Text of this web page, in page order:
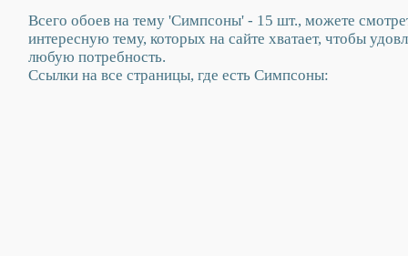
Всего обоев на тему 'Симпсоны' - 15 шт., можете
интересную тему, которых на сайте хватает, чтобы
любую потребность.
Ссылки на все страницы, где есть Симпсоны: